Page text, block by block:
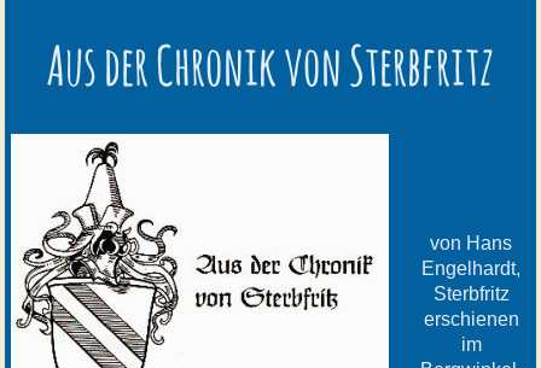
Aus der Chronik von Sterbfritz
von Hans
Engelhardt,
Sterbfritz
erschienen
im